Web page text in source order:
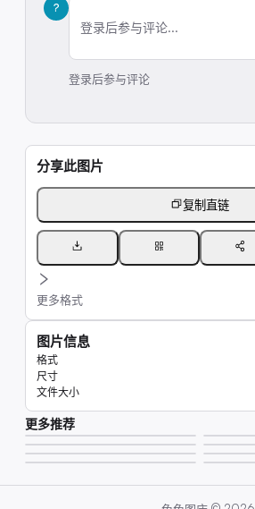
?
登录后参与评论...
登录后参与评论
分享此图片
复制直链
更多格式
图片信息
格式
尺寸
文件大小
更多推荐
122
96
142